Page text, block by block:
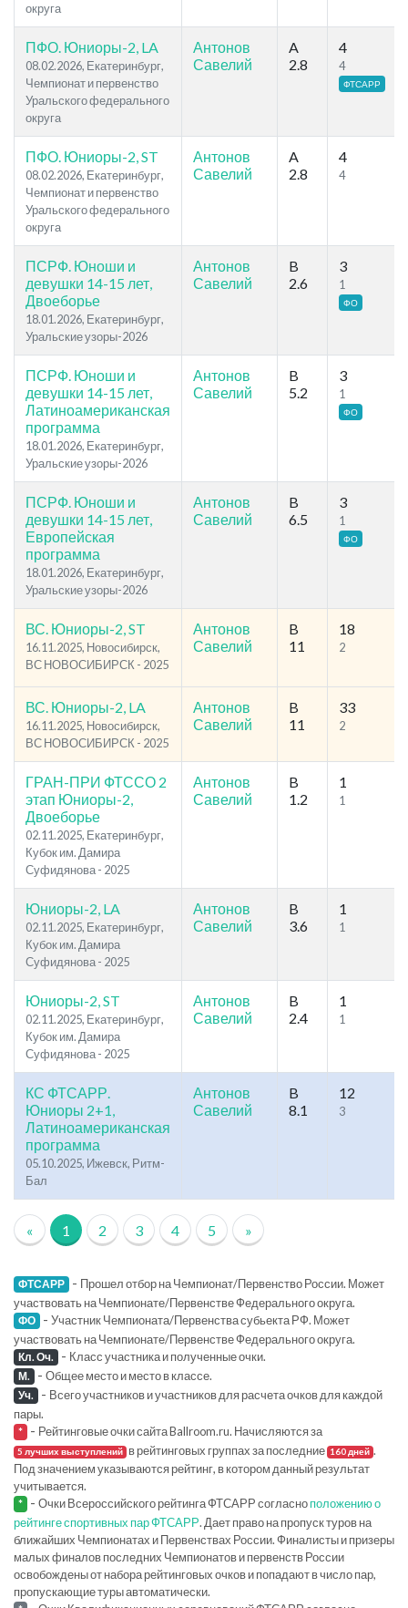
округа
ПФО. Юниоры-2, LA
08.02.2026, Екатеринбург,
Чемпионат и первенство
Уральского федерального
округа
Антонов
Савелий
A
2.8
4
4
ФТСАРР
ПФО. Юниоры-2, ST
08.02.2026, Екатеринбург,
Чемпионат и первенство
Уральского федерального
округа
Антонов
Савелий
A
2.8
4
4
ПСРФ. Юноши и
девушки 14-15 лет,
Двоеборье
18.01.2026, Екатеринбург,
Уральские узоры-2026
Антонов
Савелий
B
2.6
3
1
ФО
ПСРФ. Юноши и
девушки 14-15 лет,
Латиноамериканская
программа
18.01.2026, Екатеринбург,
Уральские узоры-2026
Антонов
Савелий
B
5.2
3
1
ФО
ПСРФ. Юноши и
девушки 14-15 лет,
Европейская
программа
18.01.2026, Екатеринбург,
Уральские узоры-2026
Антонов
Савелий
B
6.5
3
1
ФО
ВС. Юниоры-2, ST
16.11.2025, Новосибирск,
ВС НОВОСИБИРСК - 2025
Антонов
Савелий
B
11
18
2
ВС. Юниоры-2, LA
16.11.2025, Новосибирск,
ВС НОВОСИБИРСК - 2025
Антонов
Савелий
B
11
33
2
ГРАН-ПРИ ФТССО 2
этап Юниоры-2,
Двоеборье
02.11.2025, Екатеринбург,
Кубок им. Дамира
Суфидянова - 2025
Антонов
Савелий
B
1.2
1
1
Юниоры-2, LA
02.11.2025, Екатеринбург,
Кубок им. Дамира
Суфидянова - 2025
Антонов
Савелий
B
3.6
1
1
Юниоры-2, ST
02.11.2025, Екатеринбург,
Кубок им. Дамира
Суфидянова - 2025
Антонов
Савелий
B
2.4
1
1
КС ФТСАРР.
Юниоры 2+1,
Латиноамериканская
программа
05.10.2025, Ижевск, Ритм-
Бал
Антонов
Савелий
B
8.1
12
3
« 1 2 3 4 5 »
ФТСАРР - Прошел отбор на Чемпионат/Первенство России. Может
участвовать на Чемпионате/Первенстве Федерального округа.
ФО - Участник Чемпионата/Первенства субьекта РФ. Может
участвовать на Чемпионате/Первенстве Федерального округа.
Кл. Оч. - Класс участника и полученные очки.
М. - Общее место и место в классе.
Уч. - Всего участников и участников для расчета очков для каждой
пары.
* - Рейтинговые очки сайта Ballroom.ru. Начисляются за
5 лучших выступлений в рейтинговых группах за последние 160 дней .
Под значением указываются рейтинг, в котором данный результат
учитывается.
* - Очки Всероссийского рейтинга ФТСАРР согласноположению о
рейтинге спортивных пар ФТСАРР. Дает право на пропуск туров на
ближайших Чемпионатах и Первенствах России. Финалисты и призеры
малых финалов последних Чемпионатов и первенств России
освобождены от набора рейтинговых очков и попадают в число пар,
пропускающие туры автоматически.